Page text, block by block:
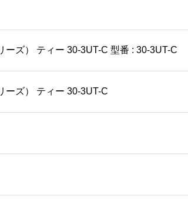
ーズ） ティー 30-3UT-C 型番 : 30-3UT-C
ーズ） ティー 30-3UT-C